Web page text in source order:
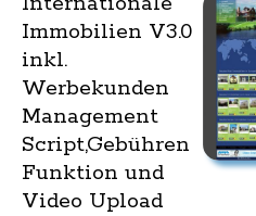
Immobilien V3.0
inkl.
Werbekunden
Management
Script,Gebühren
Funktion und
Video Upload